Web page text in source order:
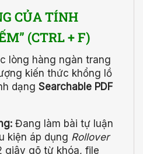
CỦA TÍNH
(CTRL + F)
lòng hàng ngàn trang
kiến thức khổng lồ
dạng Searchable PDF
Đang làm bài tự luận
kiện áp dụng Rollover
giây gõ từ khóa, file